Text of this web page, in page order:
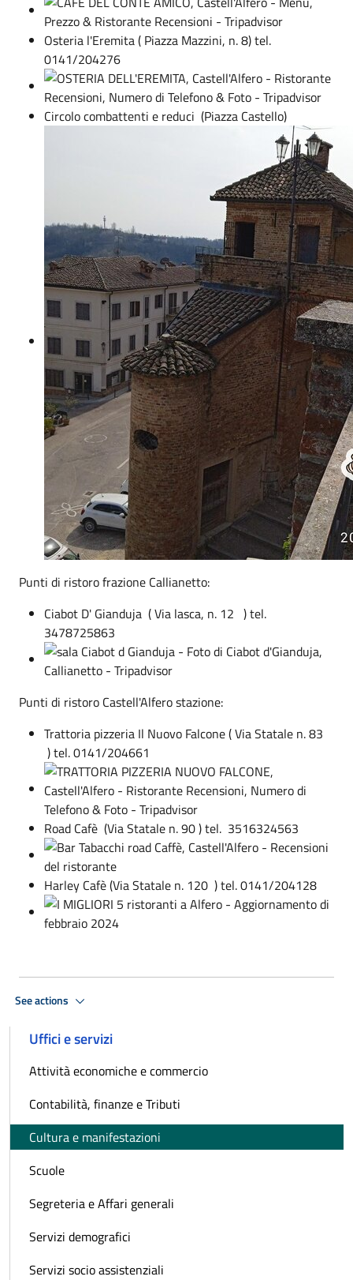
Osteria l'Eremita ( Piazza Mazzini, n. 8) tel.
0141/204276
Circolo combattenti e reduci (Piazza Castello)
Punti di ristoro frazione Callianetto:
Ciabot D' Gianduja ( Via lasca, n. 12 ) tel.
3478725863
Punti di ristoro Castell'Alfero stazione:
Trattoria pizzeria Il Nuovo Falcone ( Via Statale n. 83
) tel. 0141/204661
Road Cafè (Via Statale n. 90 ) tel. 3516324563
Harley Cafè (Via Statale n. 120 ) tel. 0141/204128
See actions
Uffici e servizi
Attività economiche e commercio
Contabilità, finanze e Tributi
Cultura e manifestazioni
Scuole
Segreteria e Affari generali
Servizi demografici
Servizi socio assistenziali